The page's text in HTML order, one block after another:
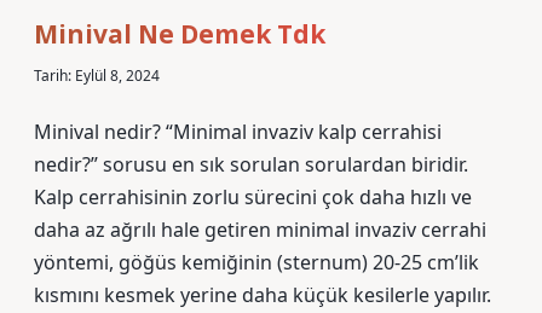
Minival Ne Demek Tdk
Tarih: Eylül 8, 2024
Minival nedir? “Minimal invaziv kalp cerrahisi
nedir?” sorusu en sık sorulan sorulardan biridir.
Kalp cerrahisinin zorlu sürecini çok daha hızlı ve
daha az ağrılı hale getiren minimal invaziv cerrahi
yöntemi, göğüs kemiğinin (sternum) 20-25 cm’lik
kısmını kesmek yerine daha küçük kesilerle yapılır.